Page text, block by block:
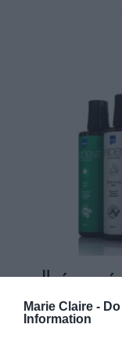
Marie Claire -
Information
Η νέα σειρά
Pharma Care